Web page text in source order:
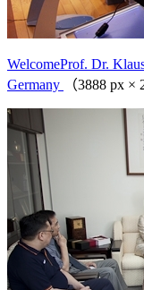
WelcomeProf. Dr.
Germany
（3888 px ×